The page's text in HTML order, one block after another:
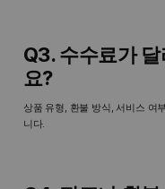
Q3. 수수료가
요?
상품 유형, 환불 방식, 서비스 여
니다.